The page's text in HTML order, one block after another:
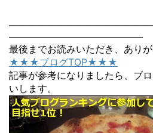
――――――――――――――
最後までお読みいただき、ありが
★★★ブログTOP★★★
記事が参考になりましたら、ブ
いします。